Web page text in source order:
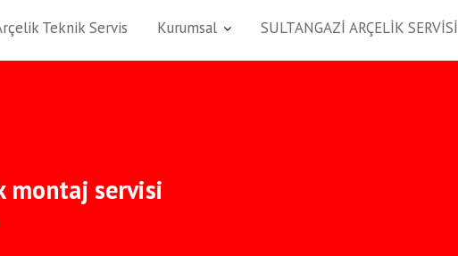
Teknik Servis Kurumsal SULTANGAZİ ARÇELİK SERVİSİ
montaj servisi